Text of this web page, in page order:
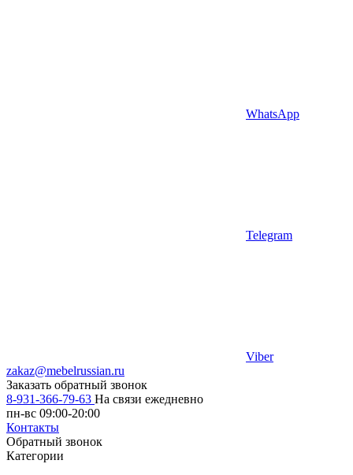
WhatsApp
Telegram
Viber
zakaz@mebelrussian.ru
Заказать обратный звонок
8-931-366-79-63 На связи ежедневно
пн-вс 09:00-20:00
Контакты
Обратный звонок
Категории